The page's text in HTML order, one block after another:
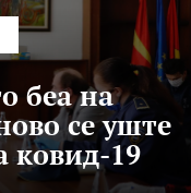
беа на
се уште
ковид-19